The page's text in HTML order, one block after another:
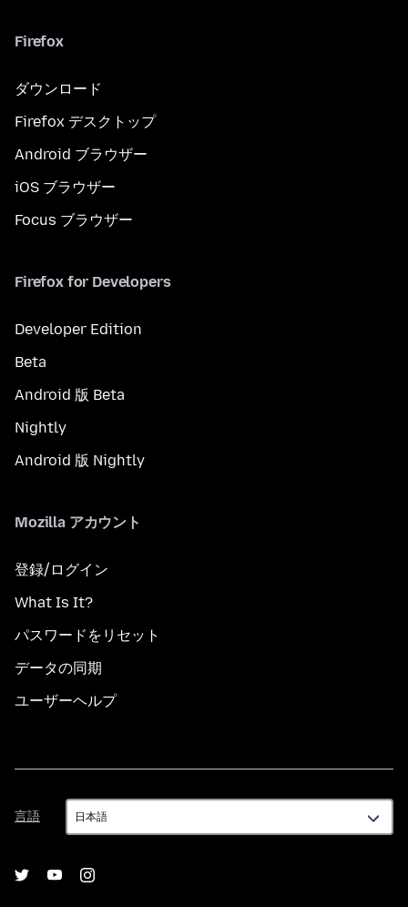
Firefox
ダウンロード
Firefox デスクトップ
Android ブラウザー
iOS ブラウザー
Focus ブラウザー
Firefox for Developers
Developer Edition
Beta
Android 版 Beta
Nightly
Android 版 Nightly
Mozilla アカウント
登録/ログイン
What Is It?
パスワードをリセット
データの同期
ユーザーヘルプ
言語
言
語